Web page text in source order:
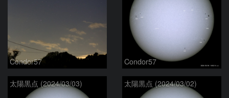
Condor57 Condor57
太陽黒点 (2024/03/03) 太陽黒点 (2024/03/02)